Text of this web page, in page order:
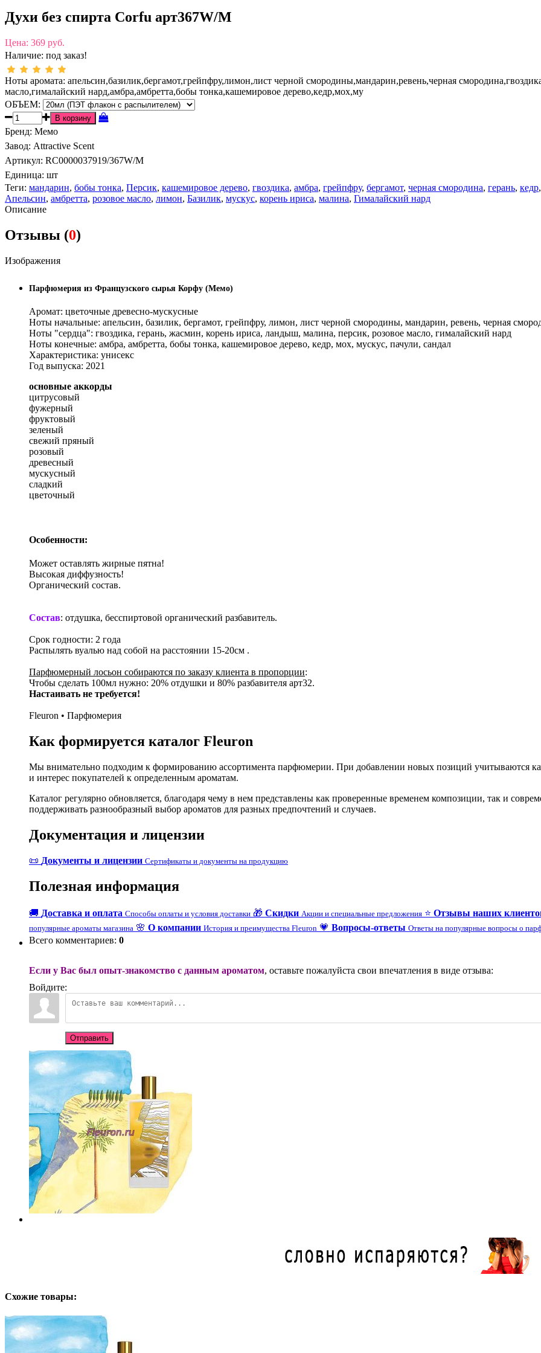
Духи без спирта Corfu арт367W/M
Цена: 369 руб.
Наличие: под заказ!
Ноты аромата: апельсин,базилик,бергамот,грейпфру,лимон,лист черной смородины,мандарин,ревень,черная
масло,гималайский нард,амбра,амбретта,бобы тонка,кашемировое дерево,кедр,мох,му
ОБЪЕМ:
Бренд: Мемо
Завод: Attractive Scent
Артикул: RC0000037919/367W/M
Единица: шт
Теги: мандарин, бобы тонка, Персик, кашемировое дерево, гвоздика, амбра, грейпфру, бергамот, черная смородина, герань, кедр
Апельсин, амбретта, розовое масло, лимон, Базилик, мускус, корень ириса, малина, Гималайский нард
Описание
Отзывы (0)
Изображения
Парфюмерия из Французского сырья Корфу (Мемо)
Аромат: цветочные древесно-мускусные
Ноты начальные: апельсин, базилик, бергамот, грейпфру, лимон, лист черной смородины, мандарин, ревень, черная
Ноты "сердца": гвоздика, герань, жасмин, корень ириса, ландыш, малина, персик, розовое масло, гималайский нард
Ноты конечные: амбра, амбретта, бобы тонка, кашемировое дерево, кедр, мох, мускус, пачули, сандал
Характеристика: унисекс
Год выпуска: 2021
основные аккорды
цитрусовый
фужерный
фруктовый
зеленый
свежий пряный
розовый
древесный
мускусный
сладкий
цветочный
Особенности:
Может оставлять жирные пятна!
Высокая диффузность!
Органический состав.
Состав: отдушка, бесспиртовой органический разбавитель.
Срок годности: 2 года
Распылять вуалью над собой на расстоянии 15-20см .
Парфюмерный лосьон собираются по заказу клиента в пропорции:
Чтобы сделать 100мл нужно: 20% отдушки и 80% разбавителя арт32.
Настаивать не требуется!
Fleuron • Парфюмерия
Как формируется каталог Fleuron
Мы внимательно подходим к формированию ассортимента парфюмерии. При добавлении новых позиций учитываются
и интерес покупателей к определенным ароматам.
Каталог регулярно обновляется, благодаря чему в нем представлены как проверенные временем композиции, так и
поддерживать разнообразный выбор ароматов для разных предпочтений и случаев.
Документация и лицензии
📜 Документы и лицензии Сертификаты и документы на продукцию
Полезная информация
🚚 Доставка и оплата Способы оплаты и условия доставки 🎁 Скидки Акции и специальные предложения ⭐ Отзывы наших
популярные ароматы магазина 🌸 О компании История и преимущества Fleuron 💗 Вопросы-ответы Ответы на популярные вопросы о
Всего комментариев: 0
Если у Вас был опыт-знакомство с данным ароматом, оставьте пожалуйста свои впечатления в виде отзыва:
Войдите:
Отправить
Схожие товары: